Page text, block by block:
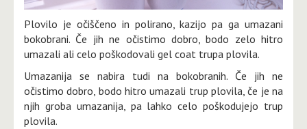
Plovilo je očiščeno in polirano, kazijo pa ga umazani
bokobrani. Če jih ne očistimo dobro, bodo zelo hitro
umazali ali celo poškodovali gel coat trupa plovila.
Umazanija se nabira tudi na bokobranih. Če jih ne
očistimo dobro, bodo hitro umazali trup plovila, če je na
njih groba umazanija, pa lahko celo poškodujejo trup
plovila.